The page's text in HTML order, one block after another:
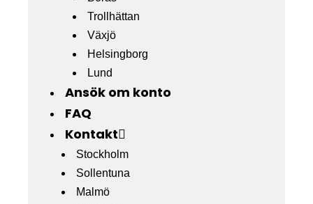
Trollhättan
Växjö
Helsingborg
Lund
Ansök om konto
FAQ
Kontakt
Stockholm
Sollentuna
Malmö